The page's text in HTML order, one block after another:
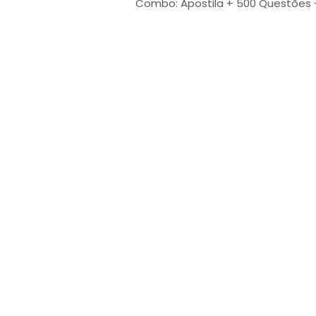
Combo: Apostila + 500 Questões